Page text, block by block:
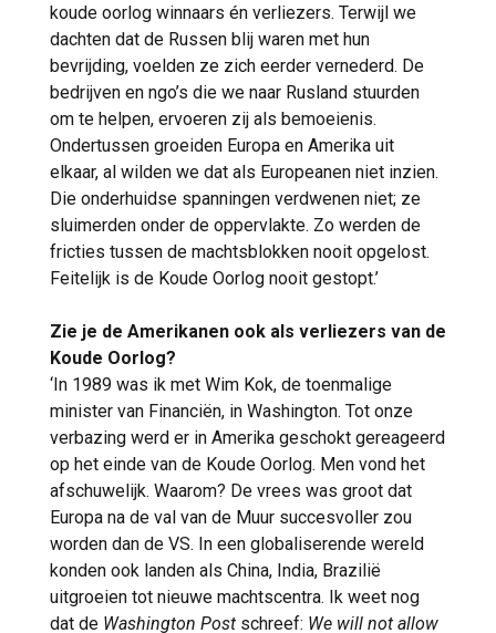
koude oorlog winnaars én verliezers. Terwijl we
dachten dat de Russen blij waren met hun
bevrijding, voelden ze zich eerder vernederd. De
bedrijven en ngo’s die we naar Rusland stuurden
om te helpen, ervoeren zij als bemoeienis.
Ondertussen groeiden Europa en Amerika uit
elkaar, al wilden we dat als Europeanen niet inzien.
Die onderhuidse spanningen verdwenen niet; ze
sluimerden onder de oppervlakte. Zo werden de
fricties tussen de machtsblokken nooit opgelost.
Feitelijk is de Koude Oorlog nooit gestopt.’
Zie je de Amerikanen ook als verliezers van de
Koude Oorlog?
‘In 1989 was ik met Wim Kok, de toenmalige
minister van Financiën, in Washington. Tot onze
verbazing werd er in Amerika geschokt gereageerd
op het einde van de Koude Oorlog. Men vond het
afschuwelijk. Waarom? De vrees was groot dat
Europa na de val van de Muur succesvoller zou
worden dan de VS. In een globaliserende wereld
konden ook landen als China, India, Brazilië
uitgroeien tot nieuwe machtscentra. Ik weet nog
dat de Washington Post schreef: We will not allow